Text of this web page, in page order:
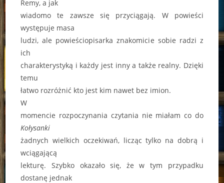
Remy, a jak
wiadomo te zawsze się przyciągają. W powieści
występuje masa
ludzi, ale powieściopisarka znakomicie sobie radzi z
ich
charakterystyką i każdy jest inny a także realny. Dzięki
temu
łatwo rozróżnić kto jest kim nawet bez imion.
W
momencie rozpoczynania czytania nie miałam co do
Kołysanki
żadnych wielkich oczekiwań, licząc tylko na dobrą i
wciągającą
lekturę. Szybko okazało się, że w tym przypadku
dostanę jednak